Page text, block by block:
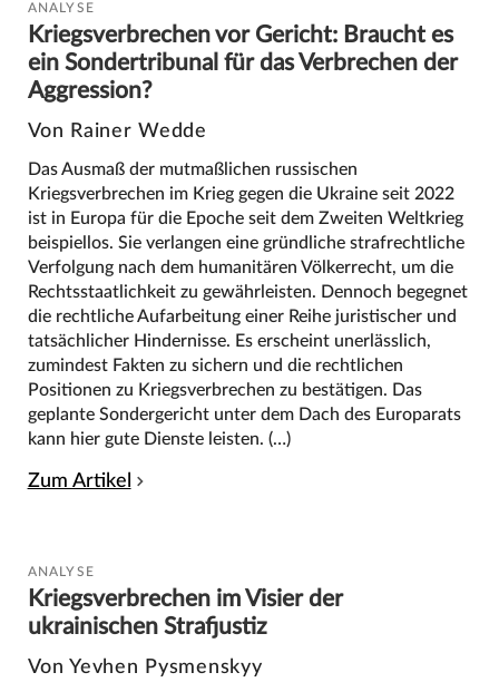
ANALYSE
Kriegsverbrechen vor Gericht: Braucht es
ein Sondertribunal für das Verbrechen der
Aggression?
Von Rainer Wedde
Das Ausmaß der mutmaßlichen russischen
Kriegsverbrechen im Krieg gegen die Ukraine seit 2022
ist in Europa für die Epoche seit dem Zweiten Weltkrieg
beispiellos. Sie verlangen eine gründliche strafrechtliche
Verfolgung nach dem humanitären Völkerrecht, um die
Rechtsstaatlichkeit zu gewährleisten. Dennoch begegnet
die rechtliche Aufarbeitung einer Reihe juristischer und
tatsächlicher Hindernisse. Es erscheint unerlässlich,
zumindest Fakten zu sichern und die rechtlichen
Positionen zu Kriegsverbrechen zu bestätigen. Das
geplante Sondergericht unter dem Dach des Europarats
kann hier gute Dienste leisten. (…)
Zum Artikel
ANALYSE
Kriegsverbrechen im Visier der
ukrainischen Strafjustiz
Von Yevhen Pysmenskyy